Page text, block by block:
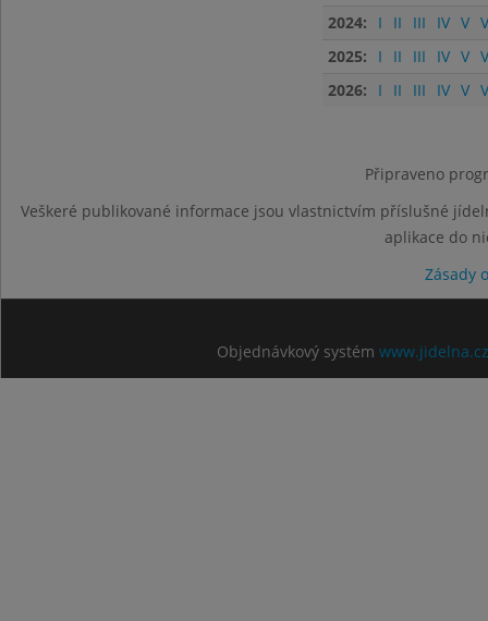
2024:
I II III IV V
2025:
I II III IV V
2026:
I II III IV V
Připraveno
Veškeré publikované informace jsou vlastnictvím příslušné
aplikace do
Zásady
Objednávkový systém www.jidelna.cz